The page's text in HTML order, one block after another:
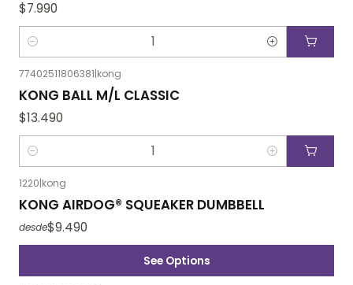
$7.990
Cantidad
77402511806381|kong
KONG BALL M/L CLASSIC
$13.490
Cantidad
1220|kong
KONG AIRDOG® SQUEAKER DUMBBELL
desde$9.490
See Options